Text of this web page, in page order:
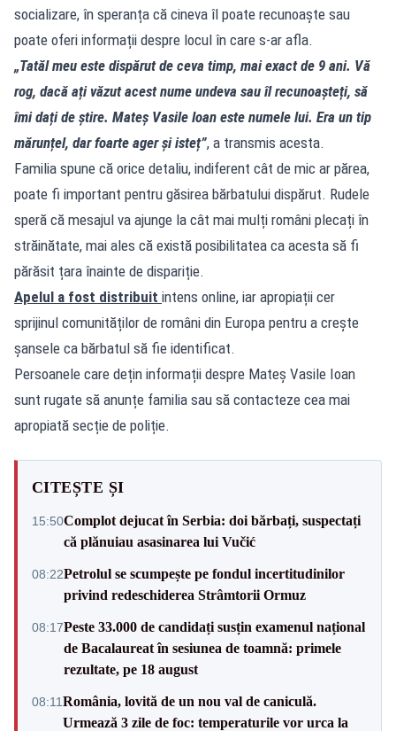
socializare, în speranța că cineva îl poate recunoaște sau
poate oferi informații despre locul în care s-ar afla.
„Tatăl meu este dispărut de ceva timp, mai exact de 9 ani. Vă
rog, dacă ați văzut acest nume undeva sau îl recunoașteți, să
îmi dați de știre. Mateș Vasile Ioan este numele lui. Era un tip
mărunțel, dar foarte ager și isteț”, a transmis acesta.
Familia spune că orice detaliu, indiferent cât de mic ar părea,
poate fi important pentru găsirea bărbatului dispărut. Rudele
speră că mesajul va ajunge la cât mai mulți români plecați în
străinătate, mai ales că există posibilitatea ca acesta să fi
părăsit țara înainte de dispariție.
Apelul a fost distribuit intens online, iar apropiații cer
sprijinul comunităților de români din Europa pentru a crește
șansele ca bărbatul să fie identificat.
Persoanele care dețin informații despre Mateș Vasile Ioan
sunt rugate să anunțe familia sau să contacteze cea mai
apropiată secție de poliție.
CITEȘTE ȘI
15:50Complot dejucat în Serbia: doi bărbați, suspectați
că plănuiau asasinarea lui Vučić
08:22Petrolul se scumpește pe fondul incertitudinilor
privind redeschiderea Strâmtorii Ormuz
08:17Peste 33.000 de candidați susțin examenul național
de Bacalaureat în sesiunea de toamnă: primele
rezultate, pe 18 august
08:11România, lovită de un nou val de caniculă.
Urmează 3 zile de foc: temperaturile vor urca la